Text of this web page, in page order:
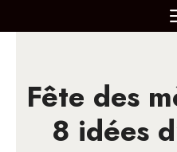
au
Fête des
8 idées